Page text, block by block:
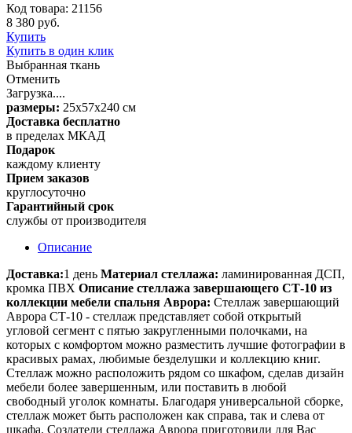
Код товара: 21156
8 380 руб.
Купить
Купить в один клик
Выбранная ткань
Отменить
Загрузка....
размеры: 25х57х240 см
Доставка бесплатно
в пределах МКАД
Подарок
каждому клиенту
Прием заказов
круглосуточно
Гарантийный срок
службы от производителя
Описание
Доставка:1 день Материал стеллажа: ламинированная ДСП,
кромка ПВХ Описание стеллажа завершающего СТ-10 из
коллекции мебели спальня Аврора: Стеллаж завершающий
Аврора СТ-10 - стеллаж представляет собой открытый
угловой сегмент с пятью закругленными полочками, на
которых с комфортом можно разместить лучшие фотографии в
красивых рамах, любимые безделушки и коллекцию книг.
Стеллаж можно расположить рядом со шкафом, сделав дизайн
мебели более завершенным, или поставить в любой
свободный уголок комнаты. Благодаря универсальной сборке,
стеллаж может быть расположен как справа, так и слева от
шкафа. Создатели стеллажа Аврора приготовили для Вас